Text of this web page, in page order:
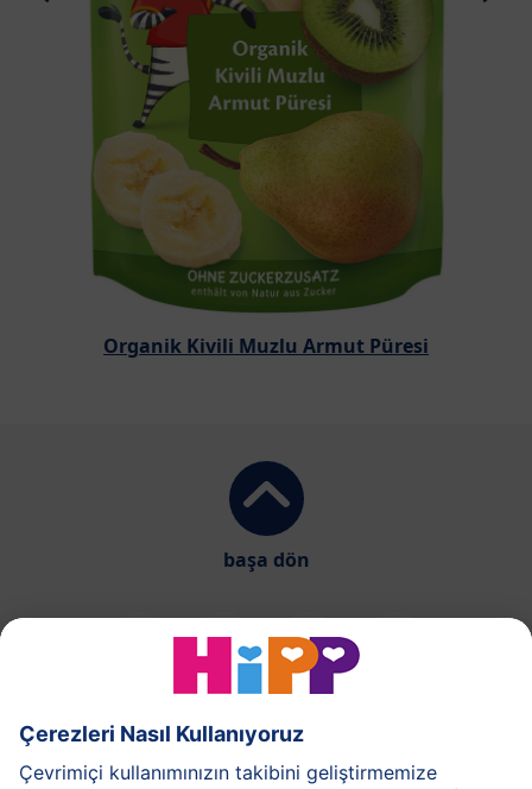
Organik Kivili Muzlu Armut Püresi
başa dön
HiPP Süt Formülü HiPP Ek Gıda